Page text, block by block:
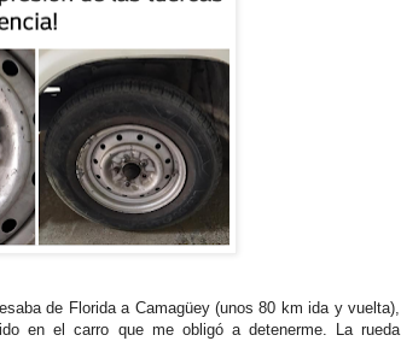
de Florida a Camagüey (unos 80 km ida y vuelta),
en el carro que me obligó a detenerme. La rueda